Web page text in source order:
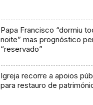
Papa Francisco “dormiu
noite” mas prognóstico
“reservado”
Igreja recorre a apoios
para restauro de